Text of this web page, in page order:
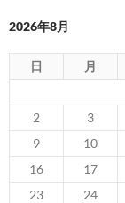
2026年8月
日 月
2
3
9
10
16
17
23
24